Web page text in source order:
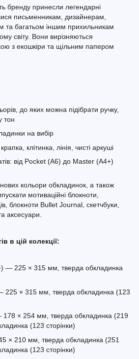
бренду принесли легендарні
письменникам, дизайнерам,
та багатьом іншим прихильникам
світу. Вони вирізняються
з екошкіри та щільним папером
до яких можна підібрати ручку,
тон
на вибір
клітинка, лінія, чисті аркуші
від Pocket (A6) до Master (A4+)
кольори обкладинок, а також
мотиваційні блокноти,
блокноти Bullet Journal, скетчбуки,
аксесуари.
в цій колекції:
— 225 × 315 мм, тверда обкладинка
225 × 315 мм, тверда обкладинка (123
× 254 мм, тверда обкладинка (219
(123 сторінки)
× 210 мм, тверда обкладинка (251
(123 сторінки)